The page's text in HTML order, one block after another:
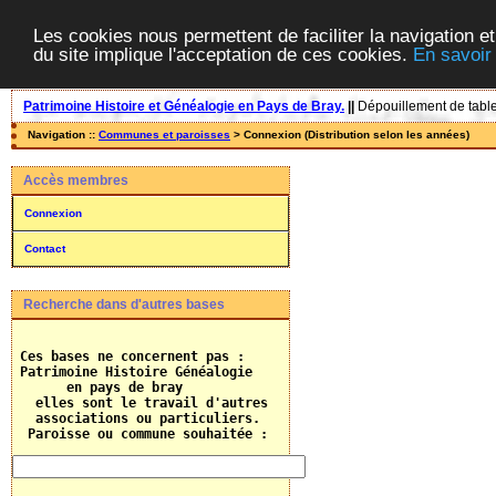
Les cookies nous permettent de faciliter la navigation
du site implique l'acceptation de ces cookies. En
Patrimoine Histoire et Généalogie en Pays de Bray. Dépouillement de
Navigation :: Communes et paroisses > Connexion (Distribution selon les années)
Accès membres
Connexion
Contact
Recherche dans d'autres bases
Ces bases ne concernent pas :
Patrimoine Histoire Généalogie
       en pays de bray
   elles sont le travail d'autres
   associations ou particuliers.
  Paroisse ou commune souhaitée :